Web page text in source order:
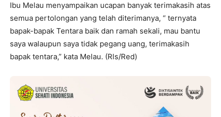
Ibu Melau menyampaikan ucapan banyak terimakasih atas
semua pertolongan yang telah diterimanya, “ ternyata
bapak-bapak Tentara baik dan ramah sekali, mau bantu
saya walaupun saya tidak pegang uang, terimakasih
bapak tentara,” kata Melau. (Rls/Red)